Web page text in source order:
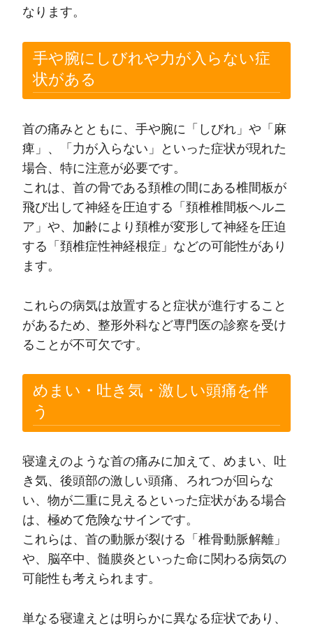
なります。
手や腕にしびれや力が入らない症
状がある
首の痛みとともに、手や腕に「しびれ」や「麻
痺」、「力が入らない」といった症状が現れた
場合、特に注意が必要です。
これは、首の骨である頚椎の間にある椎間板が
飛び出して神経を圧迫する「頚椎椎間板ヘルニ
ア」や、加齢により頚椎が変形して神経を圧迫
する「頚椎症性神経根症」などの可能性があり
ます。
これらの病気は放置すると症状が進行すること
があるため、整形外科など専門医の診察を受け
ることが不可欠です。
めまい・吐き気・激しい頭痛を伴
う
寝違えのような首の痛みに加えて、めまい、吐
き気、後頭部の激しい頭痛、ろれつが回らな
い、物が二重に見えるといった症状がある場合
は、極めて危険なサインです。
これらは、首の動脈が裂ける「椎骨動脈解離」
や、脳卒中、髄膜炎といった命に関わる病気の
可能性も考えられます。
単なる寝違えとは明らかに異なる症状であり、